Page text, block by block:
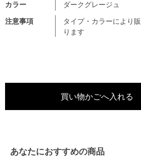
注意事項
タイプ・カラーにより
ります
カラー
ダークグレージュ
あなたにおすすめの商品